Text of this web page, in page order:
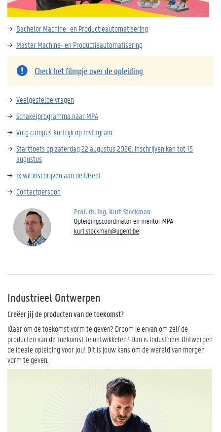
Bachelor Machine- en Productieautomatisering
Master Machine- en Productieautomatisering
Check het filmpje over de opleiding
Veelgestelde vragen
Schakelprogramma naar MPA
Volg campus Kortrijk op Instagram
Starttoets op zaterdag 22 augustus 2026: inschrijven kan tot 15
augustus
Ik wil inschrijven aan de UGent
Contactpersoon
Industrieel Ontwerpen
Creëer jij de producten van de toekomst?
Klaar om de toekomst vorm te geven? Droom je ervan om zelf de
producten van de toekomst te ontwikkelen? Dan is Industrieel Ontwerpen
de ideale opleiding voor jou! Dit is jouw kans om de wereld van morgen
vorm te geven.